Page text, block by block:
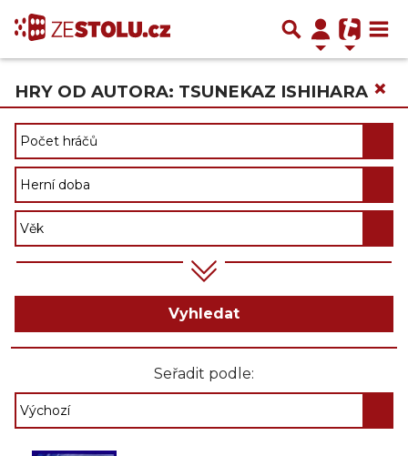
HRY OD AUTORA: TSUNEKAZ ISHIHARA ×
Vyhledat
Seřadit podle: